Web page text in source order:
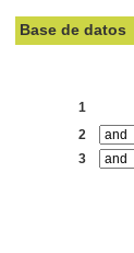
Base de datos
1
2
3